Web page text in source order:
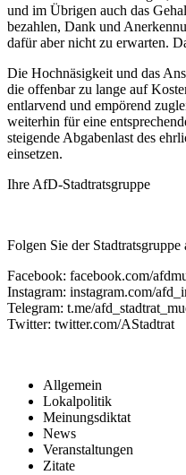
und im Übrigen auch das
bezahlen, Dank und
dafür aber nicht zu erwarten.
Die Hochnäsigkeit und das
die offenbar zu lange auf
entlarvend und empörend
weiterhin für eine
steigende Abgabenlast des
einsetzen.
Ihre AfD-Stadtratsgruppe
Folgen Sie der Stadtratsgruppe
Facebook: facebook.com/
Instagram: instagram.com/
Telegram: t.me/
Twitter: twitter.com/AStadtrat
Allgemein
Lokalpolitik
Meinungsdiktat
News
Veranstaltungen
Zitate